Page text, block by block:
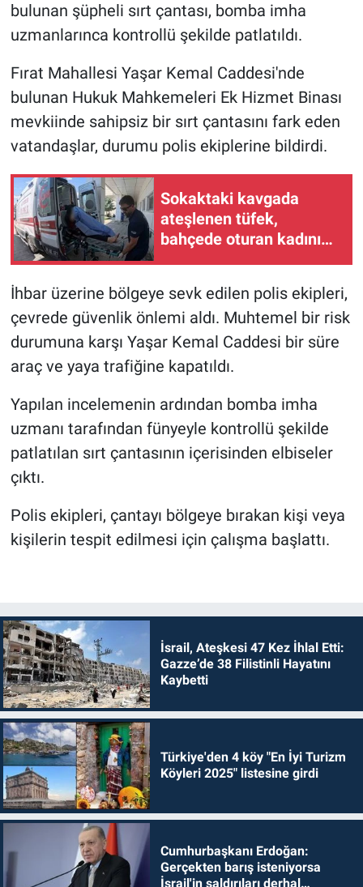
bulunan şüpheli sırt çantası, bomba imha
uzmanlarınca kontrollü şekilde patlatıldı.
Fırat Mahallesi Yaşar Kemal Caddesi'nde
bulunan Hukuk Mahkemeleri Ek Hizmet Binası
mevkiinde sahipsiz bir sırt çantasını fark eden
vatandaşlar, durumu polis ekiplerine bildirdi.
Sokaktaki kavgada
ateşlenen tüfek,
bahçede oturan kadını
İhbar üzerine bölgeye sevk edilen polis ekipleri,
çevrede güvenlik önlemi aldı. Muhtemel bir risk
durumuna karşı Yaşar Kemal Caddesi bir süre
araç ve yaya trafiğine kapatıldı.
Yapılan incelemenin ardından bomba imha
uzmanı tarafından fünyeyle kontrollü şekilde
patlatılan sırt çantasının içerisinden elbiseler
çıktı.
Polis ekipleri, çantayı bölgeye bırakan kişi veya
kişilerin tespit edilmesi için çalışma başlattı.
İsrail, Ateşkesi 47 Kez İhlal Etti:
Gazze’de 38 Filistinli Hayatını
Kaybetti
Türkiye'den 4 köy "En İyi Turizm
Köyleri 2025" listesine girdi
Cumhurbaşkanı Erdoğan:
Gerçekten barış isteniyorsa
İsrail'in saldırıları derhal